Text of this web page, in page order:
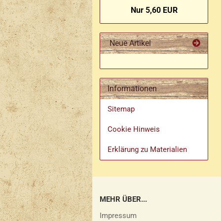
Nur 5,60 EUR
Neue Artikel
Informationen
Sitemap
Cookie Hinweis
Erklärung zu Materialien
MEHR ÜBER...
Impressum